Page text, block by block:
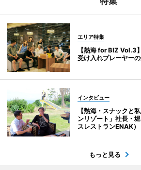
エリア特集
【熱海 for BIZ Vol.3
受け入れプレーヤーの
インタビュー
【熱海・スナックと
ンリゾート」社長・
スレストランENAK）
もっと見る